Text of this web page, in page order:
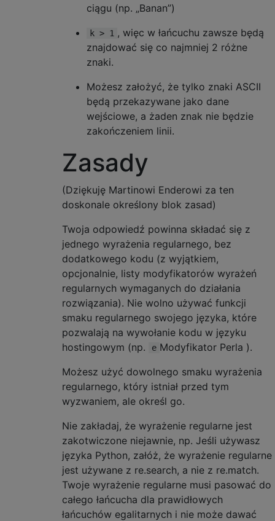
ciągu (np. „Banan”)
k > 1 , więc w łańcuchu zawsze będą
znajdować się co najmniej 2 różne
znaki.
Możesz założyć, że tylko znaki ASCII
będą przekazywane jako dane
wejściowe, a żaden znak nie będzie
zakończeniem linii.
Zasady
(Dziękuję Martinowi Enderowi za ten
doskonale określony blok zasad)
Twoja odpowiedź powinna składać się z
jednego wyrażenia regularnego, bez
dodatkowego kodu (z wyjątkiem,
opcjonalnie, listy modyfikatorów wyrażeń
regularnych wymaganych do działania
rozwiązania). Nie wolno używać funkcji
smaku regularnego swojego języka, które
pozwalają na wywołanie kodu w języku
hostingowym (np.
e Modyfikator Perla ).
Możesz użyć dowolnego smaku wyrażenia
regularnego, który istniał przed tym
wyzwaniem, ale określ go.
Nie zakładaj, że wyrażenie regularne jest
zakotwiczone niejawnie, np. Jeśli używasz
języka Python, załóż, że wyrażenie regularne
jest używane z re.search, a nie z re.match.
Twoje wyrażenie regularne musi pasować do
całego łańcucha dla prawidłowych
łańcuchów egalitarnych i nie może dawać